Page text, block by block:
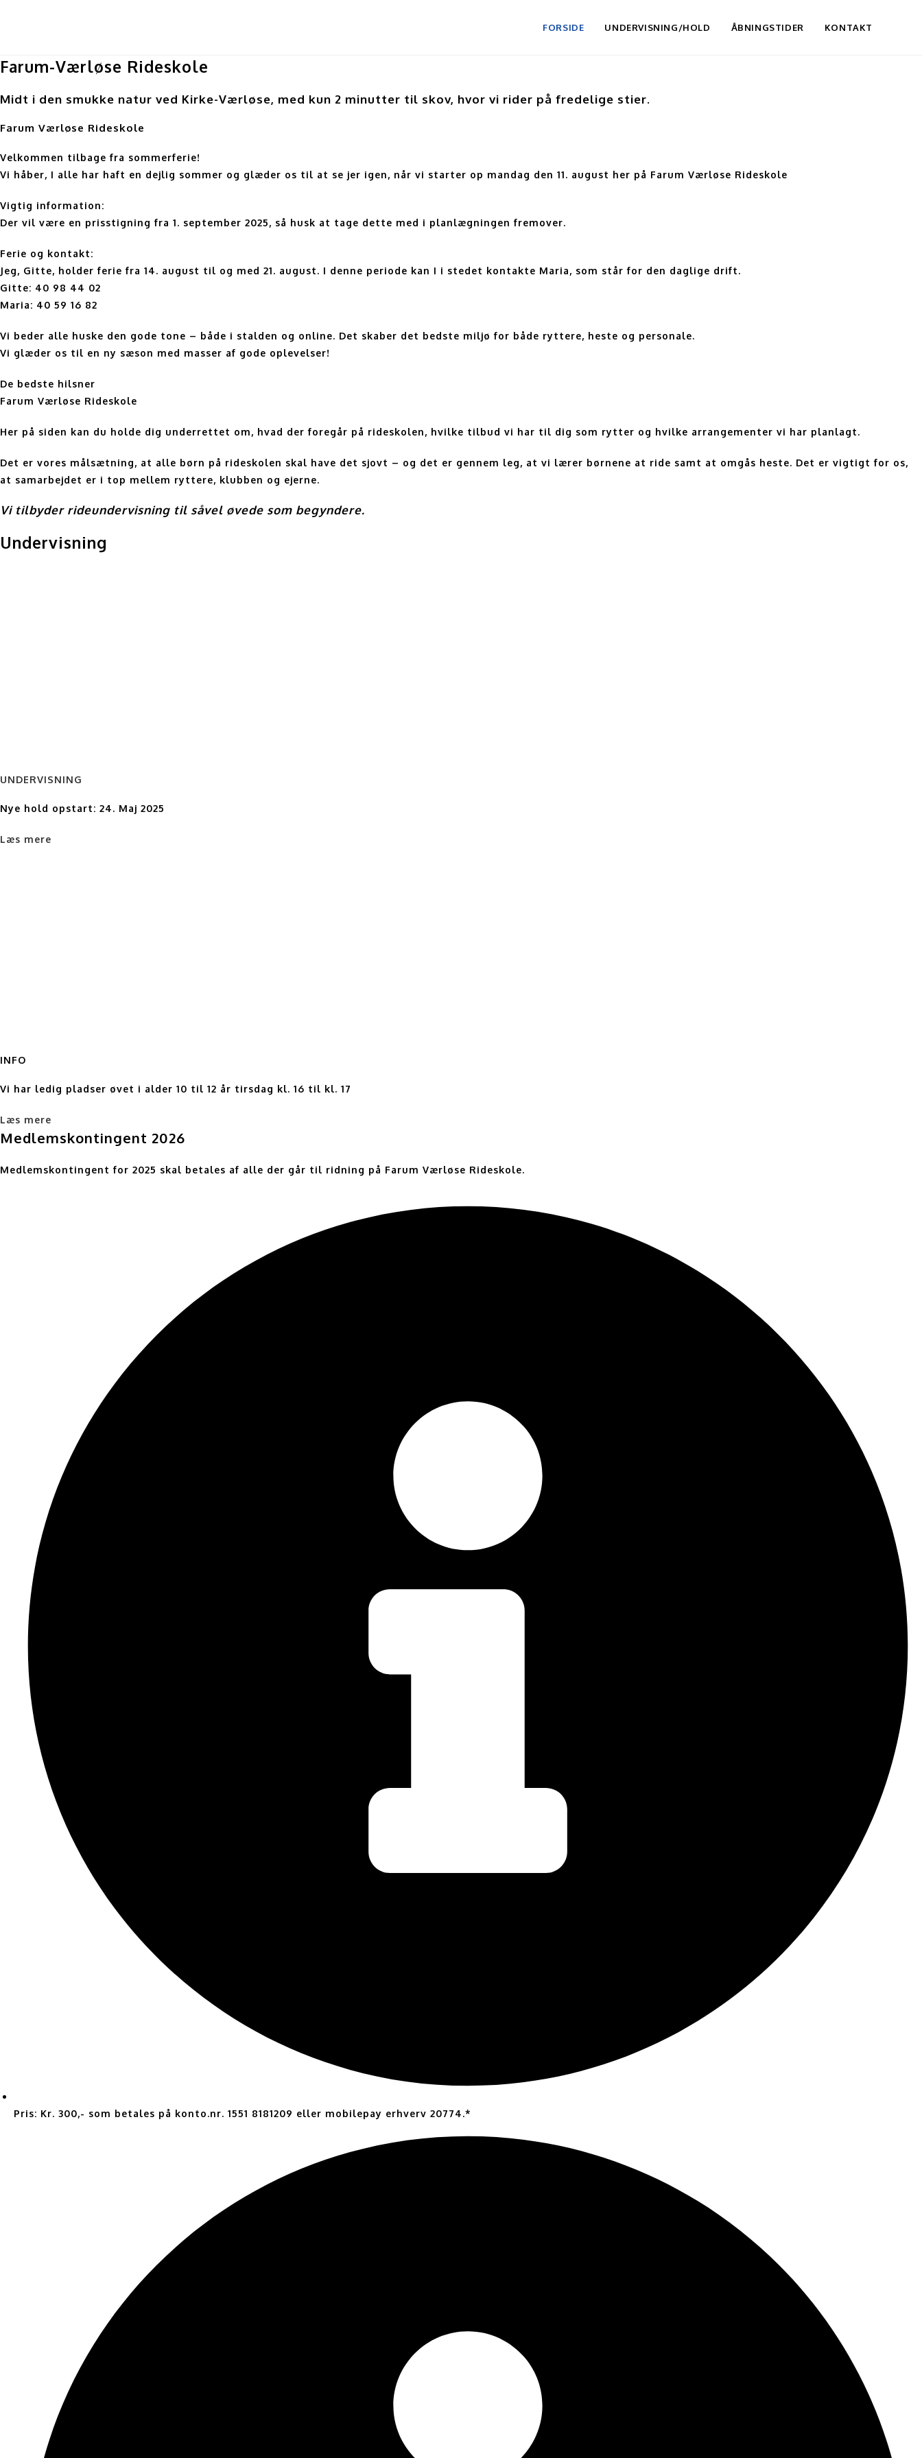
FORSIDE UNDERVISNING/HOLD ÅBNINGSTIDER KONTAKT
Farum-Værløse Rideskole
Midt i den smukke natur ved Kirke-Værløse, med kun 2 minutter til skov, hvor vi rider på fredelige stier.
Farum Værløse Rideskole
Velkommen tilbage fra sommerferie!
Vi håber, I alle har haft en dejlig sommer og glæder os til at se jer igen, når vi starter op mandag den 11. august her på Farum Værløse Rideskole
Vigtig information:
Der vil være en prisstigning fra 1. september 2025, så husk at tage dette med i planlægningen fremover.
Ferie og kontakt:
Jeg, Gitte, holder ferie fra 14. august til og med 21. august. I denne periode kan I i stedet kontakte Maria, som står for den daglige drift.
Gitte: 40 98 44 02
Maria: 40 59 16 82
Vi beder alle huske den gode tone – både i stalden og online. Det skaber det bedste miljø for både ryttere, heste og personale.
Vi glæder os til en ny sæson med masser af gode oplevelser!
De bedste hilsner
Farum Værløse Rideskole
Her på siden kan du holde dig underrettet om, hvad der foregår på rideskolen, hvilke tilbud vi har til dig som rytter og hvilke arrangementer vi har planlagt.
Det er vores målsætning, at alle børn på rideskolen skal have det sjovt – og det er gennem leg, at vi lærer børnene at ride samt at omgås heste. Det er vigtigt for os,
at samarbejdet er i top mellem ryttere, klubben og ejerne.
Vi tilbyder rideundervisning til såvel øvede som begyndere.
Undervisning
UNDERVISNING
Nye hold opstart: 24. Maj 2025
Læs mere
INFO
Vi har ledig pladser øvet i alder 10 til 12 år tirsdag kl. 16 til kl. 17
Læs mere
Medlemskontingent 2026
Medlemskontingent for 2025 skal betales af alle der går til ridning på Farum Værløse Rideskole.
Pris: Kr. 300,- som betales på konto.nr. 1551 8181209 eller mobilepay erhverv 20774.*